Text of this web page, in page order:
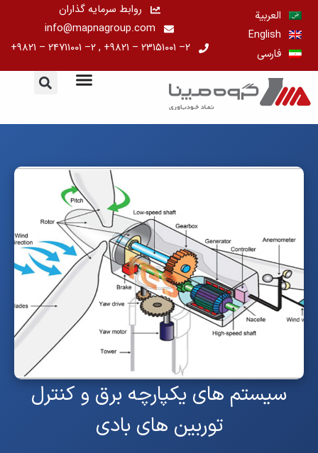
پرش
محتوا
العربية
English
فارسی
روابط سرمایه گذاران
info@mapnagroup.com
۲– ۲۳۱۵۱۰۰۱ – ۹۸۲۱+ , ۲– ۲۴۷۱۱۰۰۱ – ۹۸۲۱+
سیستم های یکپارچه برق و کنترل
توربین های بادی